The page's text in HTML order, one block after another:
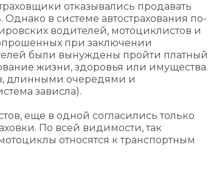
отказывались продавать
в системе автострахования по-
водителей, мотоциклистов и
при заключении
были вынуждены пройти платный
жизни, здоровья или имущества.
длинными очередями и
зависла).
еще в одной согласились только
По всей видимости, так
относятся к транспортным